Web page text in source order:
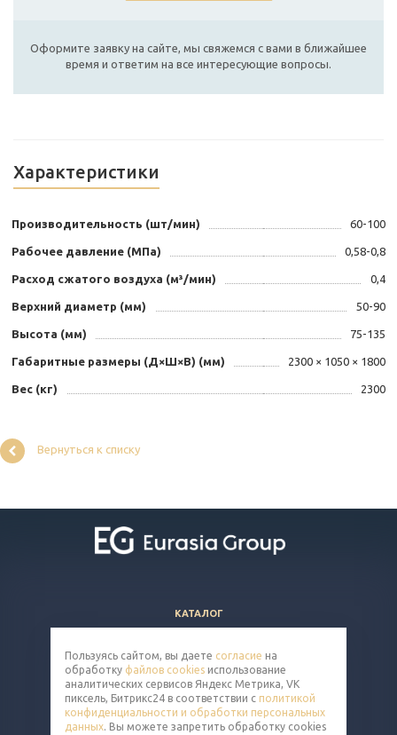
Оформите заявку на сайте, мы свяжемся с вами в ближайшее
время и ответим на все интересующие вопросы.
Характеристики
Производительность (шт/мин) 60-100
Рабочее давление (МПа) 0,58-0,8
Расход сжатого воздуха (м³/мин) 0,4
Верхний диаметр (мм) 50-90
Высота (мм) 75-135
Габаритные размеры (Д×Ш×В) (мм) 2300 × 1050 × 1800
Вес (кг) 2300
Вернуться к списку
КАТАЛОГ
КОМПАНИЯ
КОНТАКТЫ
8 (800) 302-14-65
Пользуясь сайтом, вы даете согласие на
обработку файлов cookies использование
аналитических сервисов Яндекс Метрика, VK
пиксель, Битрикс24 в соответствии с политикой
конфиденциальности и обработки персональных
данных. Вы можете запретить обработку cookies